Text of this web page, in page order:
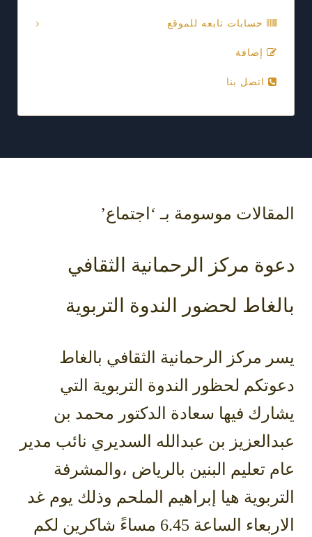
حسابات تابعه للموقع
إضافة
اتصل بنا
المقالات موسومة بـ ‘اجتماع’
دعوة مركز الرحمانية الثقافي
بالغاط لحضور الندوة التربوية
يسر مركز الرحمانية الثقافي بالغاط
دعوتكم لحظور الندوة التربوية التي
يشارك فيها سعادة الدكتور محمد بن
عبدالعزيز بن عبدالله السديري نائب مدير
عام تعليم البنين بالرياض ،والمشرفة
التربوية هيا إبراهيم الملحم وذلك يوم غد
الاربعاء الساعة 6.45 مساءً شاكرين لكم